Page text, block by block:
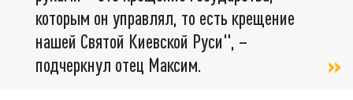
которым он управлял, то есть крещение
нашей Святой Киевской Руси", –
подчеркнул отец Максим.